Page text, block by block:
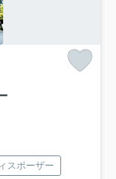
スポーザー